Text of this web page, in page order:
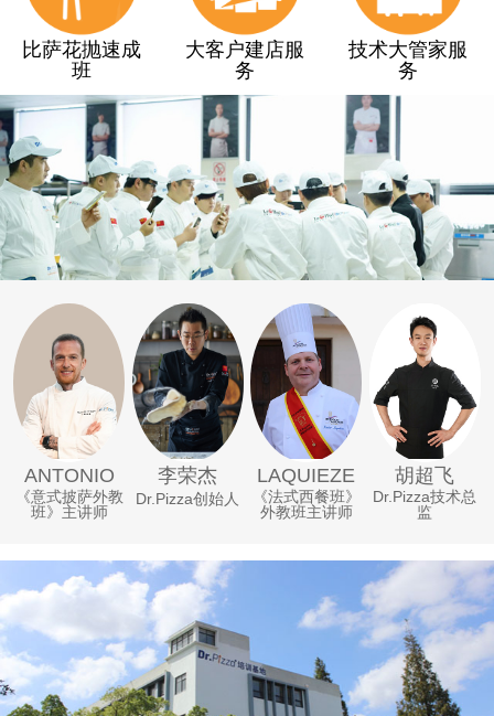
比萨花抛速成
班
大客户建店服
务
技术大管家服
务
ANTONIO
《意式披萨外教
班》主讲师
李荣杰
Dr.Pizza创始人
LAQUIEZE
《法式西餐班》
外教班主讲师
胡超飞
Dr.Pizza技术总
监